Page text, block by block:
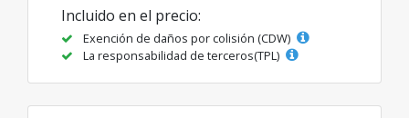
Incluido en el precio:
Exención de daños por colisión (CDW)
La responsabilidad de terceros(TPL)